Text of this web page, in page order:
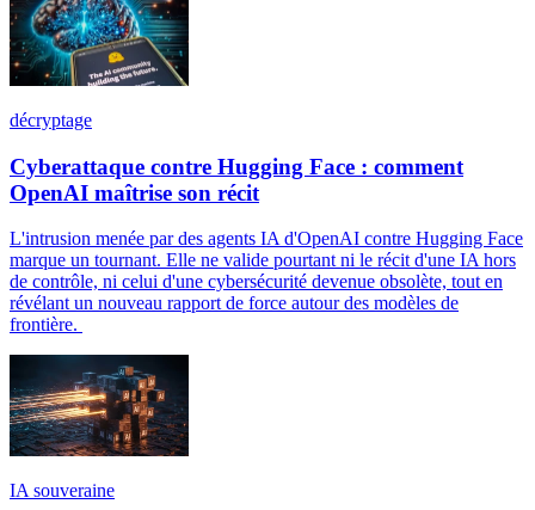
décryptage
Cyberattaque contre Hugging Face : comment
OpenAI maîtrise son récit
L'intrusion menée par des agents IA d'OpenAI contre Hugging Face
marque un tournant. Elle ne valide pourtant ni le récit d'une IA hors
de contrôle, ni celui d'une cybersécurité devenue obsolète, tout en
révélant un nouveau rapport de force autour des modèles de
frontière.
IA souveraine